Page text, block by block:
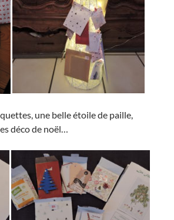
une belle étoile de paille,
déco de noël…